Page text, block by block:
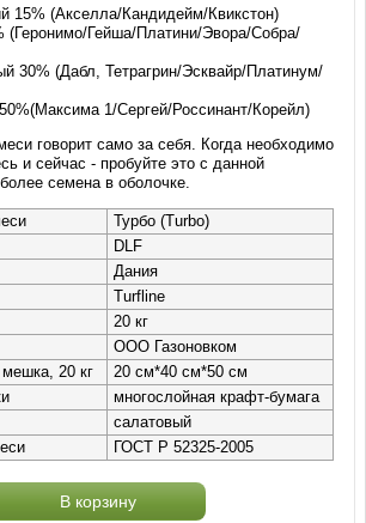
15% (Акселла/Кандидейм/Квикстон)
(Геронимо/Гейша/Платини/Эвора/Собра/
30% (Дабл, Тетрагрин/Эсквайр/Платинум/
1/Сергей/Россинант/Корейл)
говорит само за себя. Когда необходимо
и сейчас - пробуйте это с данной
семена в оболочке.
Турбо (Turbo)
DLF
Дания
Turfline
20 кг
ООО Газоновком
мешка, 20 кг
20 см*40 см*50 см
многослойная крафт-бумага
салатовый
ГОСТ Р 52325-2005
В корзину